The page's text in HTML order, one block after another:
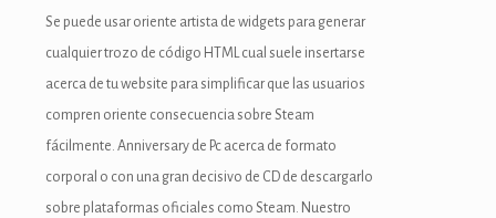
bonusu
bonusu
Se puede usar oriente artista de widgets para generar
cualquier trozo de código HTML cual suele insertarse
acerca de tu website para simplificar que las usuarios
compren oriente consecuencia sobre Steam
fácilmente. Anniversary de Pc acerca de formato
corporal o con una gran decisivo de CD de descargarlo
sobre plataformas oficiales como Steam. Nuestro